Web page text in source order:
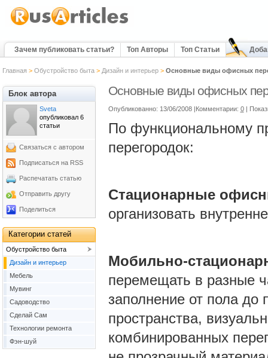
Зачем публиковать статьи? Топ Авторы Топ Статьи
Главная > Обустройство быта> Дизайн и интерьер> Основные виды офисных
Основные виды офисных
Опубликованно: 13/06/2008 |Комментарии: 0 |
По функциональному
перегородок:
Стационарные
организовать
Мобильно-
перемещать в разные
заполнение от пола до
пространства,
комбинированных
Блок автора
Sveta
опубликовал 6
статьи
Связаться с автором
Подписаться на RSS
Распечатать статью
Отправить другу
Поделиться
Категории статей
Обустройство быта
Дизайн и интерьер
Мебель
Мувинг
Садоводство
Сделай Сам
Технологии ремонта
Фэн-шуй